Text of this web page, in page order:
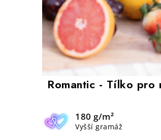
Romantic - Tílko pro
180 g/m²
Vyšší gramáž